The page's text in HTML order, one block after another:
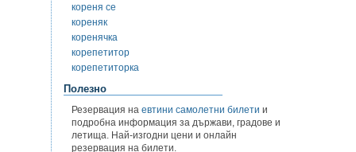
кореня се
кореняк
коренячка
корепетитор
корепетиторка
Полезно
Резервация на евтини самолетни билети и
подробна информация за държави, градове и
летища. Най-изгодни цени и онлайн
резервация на билети.